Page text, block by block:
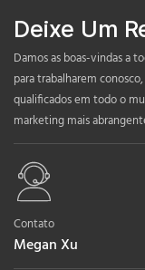
Deixe Um
Damos as boas-vindas a
para trabalharem
qualificados em todo o
marketing mais
Contato
Megan Xu